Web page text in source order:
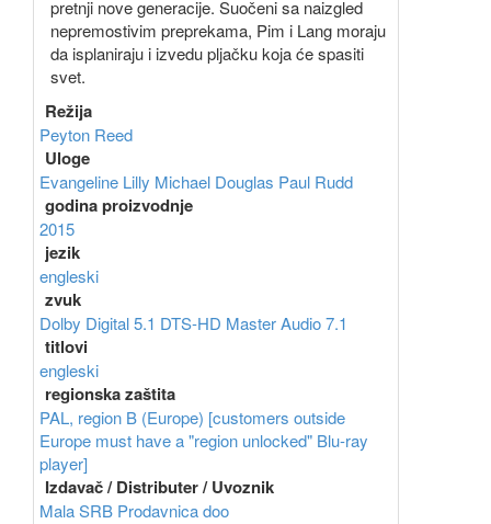
pretnji nove generacije. Suočeni sa naizgled
nepremostivim preprekama, Pim i Lang moraju
da isplaniraju i izvedu pljačku koja će spasiti
svet.
Režija
Peyton Reed
Uloge
Evangeline Lilly Michael Douglas Paul Rudd
godina proizvodnje
2015
jezik
engleski
zvuk
Dolby Digital 5.1 DTS-HD Master Audio 7.1
titlovi
engleski
regionska zaštita
PAL, region B (Europe) [customers outside
Europe must have a "region unlocked" Blu-ray
player]
Izdavač / Distributer / Uvoznik
Mala SRB Prodavnica doo